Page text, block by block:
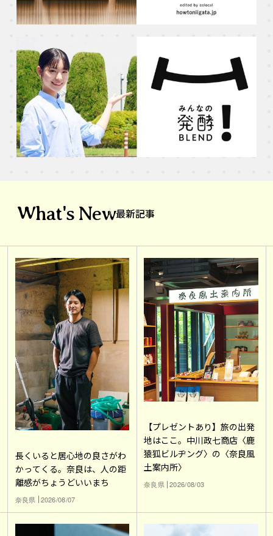
What's New最新記事
長くいると居心地の良さがわ
かってくる。奈良は、人の距
離感がちょうどいいまち
奈良県 2026/08/07
【プレゼントあり】旅の出発
地はここ。中川政七商店〈鹿
猿狐ビルヂング〉の〈奈良風
土案内所〉
奈良県 2026/08/03